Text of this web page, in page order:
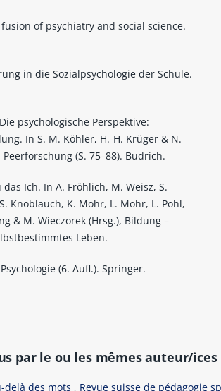
of psychiatry and social science.
in die Sozialpsychologie der Schule.
psychologische Perspektive:
In S. M. Köhler, H.-H. Krüger & N.
(S. 75–88). Budrich.
Ich. In A. Fröhlich, M. Weisz, S.
Knoblauch, K. Mohr, L. Mohr, L. Pohl,
& M. Wieczorek (Hrsg.), Bildung –
Leben.
(6. Aufl.). Springer.
par le ou les mêmes auteur/ices
delà des mots , Revue suisse de pédagogie